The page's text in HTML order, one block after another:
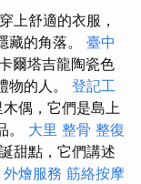
上舒適的衣服，
藏的角落。 臺中
爾塔吉龍陶瓷色
物的人。 登記工
偶，它們是島上
。 大里 整骨 整復
甜點，它們講述
外燴服務 筋絡按摩